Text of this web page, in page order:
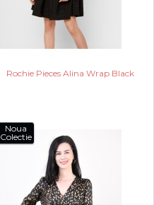
Rochie Pieces Alina Wrap Black
Noua
Colectie